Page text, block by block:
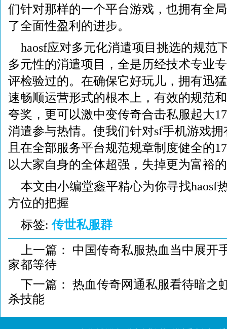
们针对那样的一个平台游戏，也拥有全
了全面性盈利的进步。
haosf应对多元化消遣项目挑选的规范
多元性的消遣项目，全是历经技术专业
评检验过的。在确保它好玩儿，拥有迅
速畅顺运营形式的根本上，有效的规范
夸奖，更可以激中变传奇合击私服起大
消遣参与热情。使我们针对sf手机游戏
且在全部服务平台规范规章制度健全的
以大家自身的全体超强，失掉更为富裕
本文由小编堂鑫平精心为你寻找haosf
方位的把握
标签:传世私服群
上一篇： 中国传奇私服热血当中展开
家都等待
下一篇： 热血传奇网通私服看待暗之
杀技能